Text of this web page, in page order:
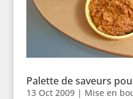
Palette de saveurs
13 Oct 2009| Mise en